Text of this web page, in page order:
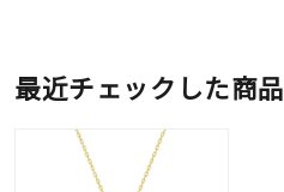
最近チェックした商品